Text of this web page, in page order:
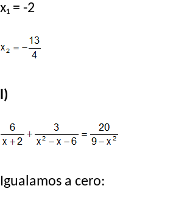
x₁ = -2
l)
Igualamos a cero: